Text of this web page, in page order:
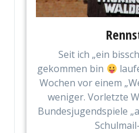
Seit ich „ein
gekommen bin
Wochen vor einem
weniger. Vorletzte
Bundesjugendspiele